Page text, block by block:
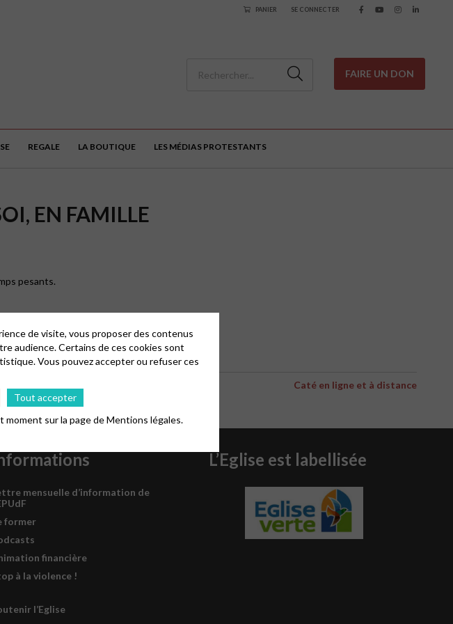
PANIER SE CONNECTER
FAIRE UN DON
REGALE LA BOUTIQUE LES MÉDIAS PROTESTANTS
EN FAMILLE
pesants.
Caté en ligne et à distance
mensuelle d’information de
former
financière
à la violence !
l’Eglise
L’Eglise est labellisée
de visite, vous proposer des contenus
audience. Certains de ces cookies sont
Vous pouvez accepter ou refuser ces
Tout accepter
moment sur la page deMentions légales.